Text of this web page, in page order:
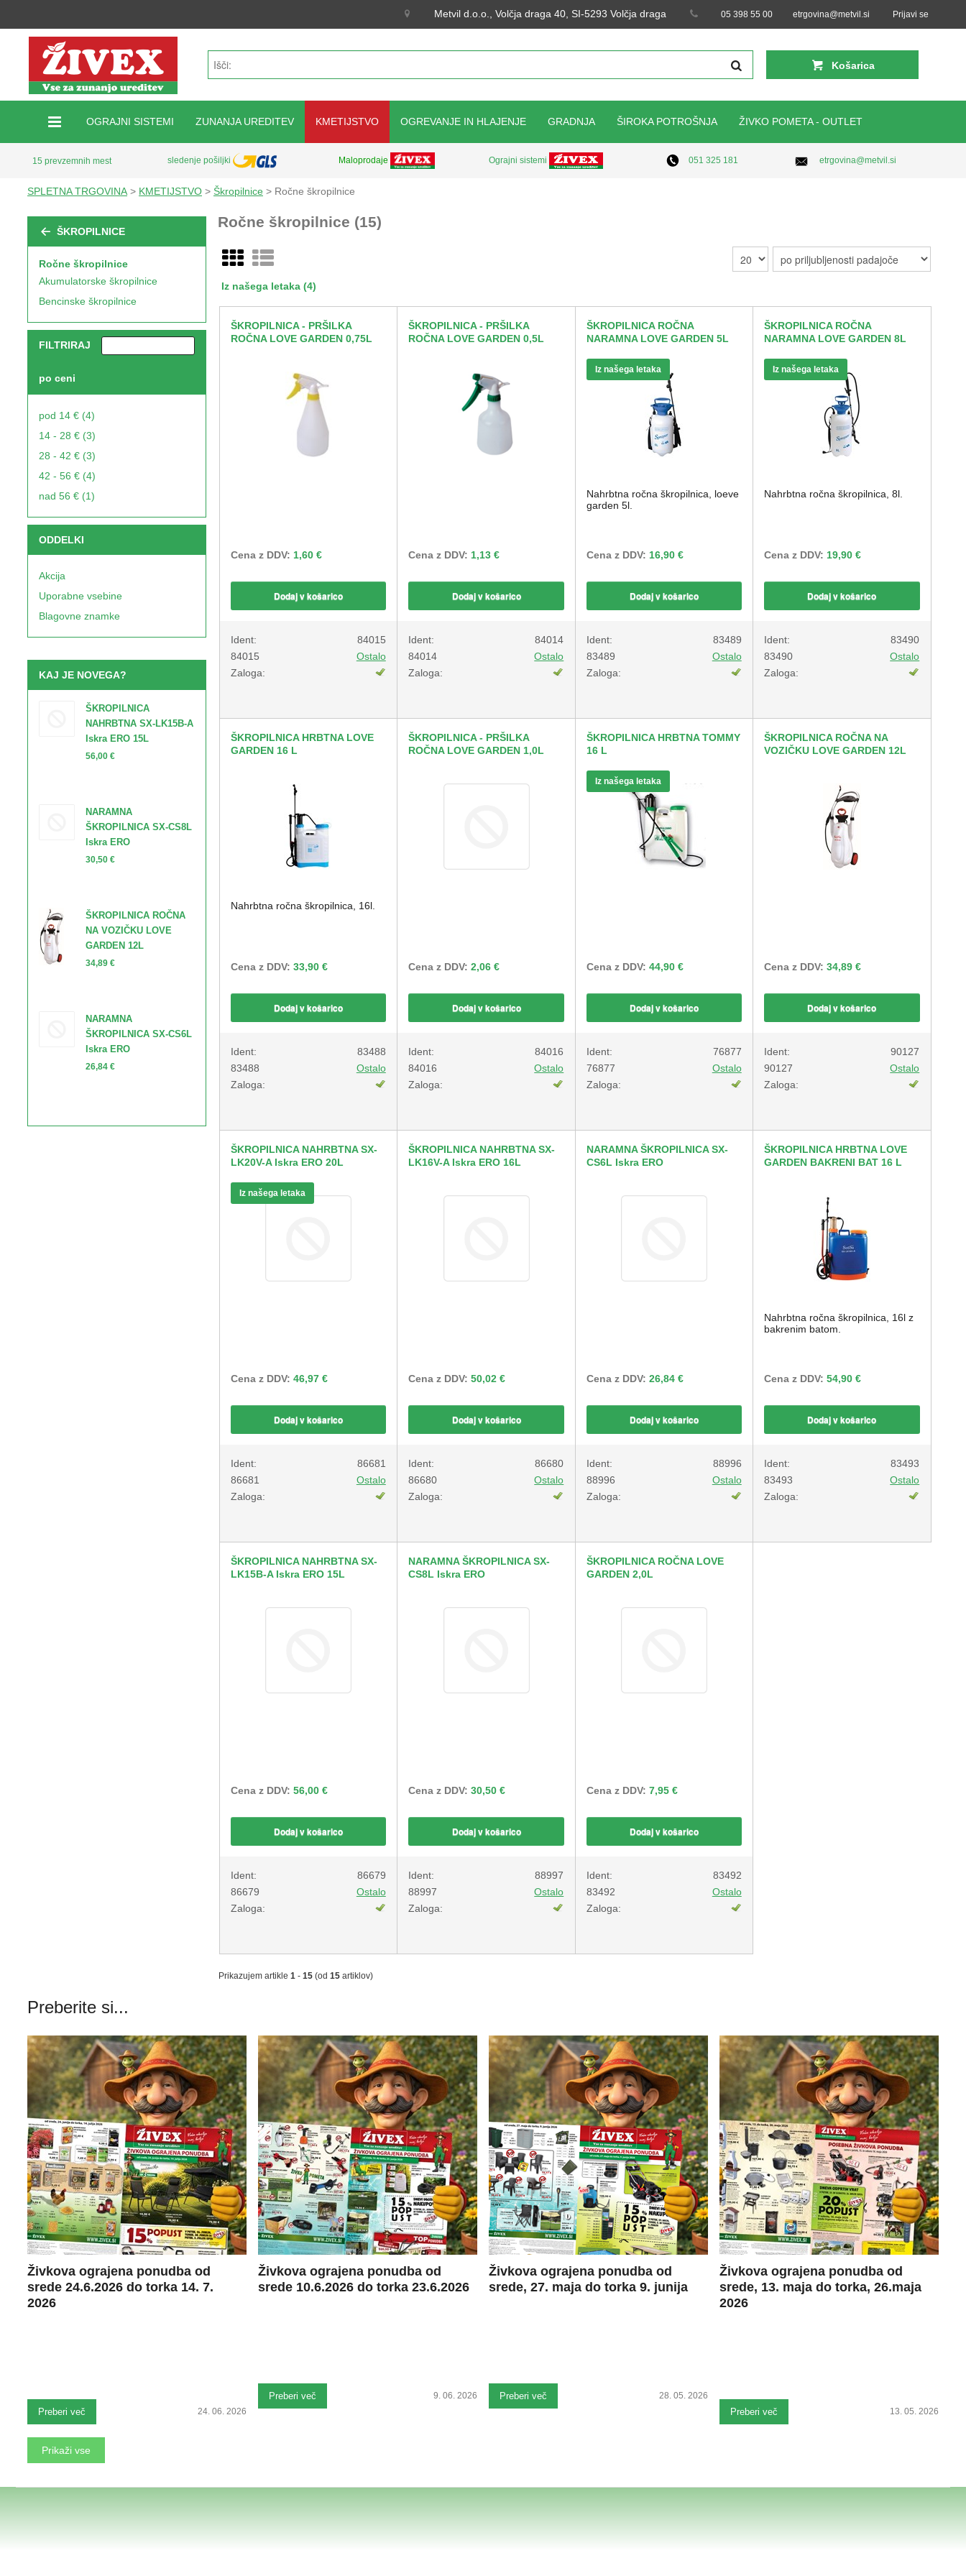
Metvil d.o.o., Volčja draga 40, SI-5293 Volčja draga 05 398 55 00 etrgovina@metvil.si Prijavi se
Košarica
OGRAJNI SISTEMI ZUNANJA UREDITEV KMETIJSTVO OGREVANJE IN HLAJENJE GRADNJA ŠIROKA POTROŠNJA ŽIVKO POMETA - OUTLET
15 prevzemnih mest sledenje pošiljki Maloprodaje Ograjni sistemi 051 325 181 etrgovina@metvil.si
SPLETNA TRGOVINA > KMETIJSTVO > Škropilnice > Ročne škropilnice
ŠKROPILNICE
Ročne škropilnice
Akumulatorske škropilnice
Bencinske škropilnice
FILTRIRAJ
po ceni
pod 14 € (4)
14 - 28 € (3)
28 - 42 € (3)
42 - 56 € (4)
nad 56 € (1)
ODDELKI
Akcija
Uporabne vsebine
Blagovne znamke
KAJ JE NOVEGA?
ŠKROPILNICA
NAHRBTNA SX-LK15B-A
Iskra ERO 15L
56,00 €
NARAMNA
ŠKROPILNICA SX-CS8L
Iskra ERO
30,50 €
ŠKROPILNICA ROČNA
NA VOZIČKU LOVE
GARDEN 12L
34,89 €
NARAMNA
ŠKROPILNICA SX-CS6L
Iskra ERO
26,84 €
Ročne škropilnice (15)
Iz našega letaka (4)
ŠKROPILNICA - PRŠILKA
ROČNA LOVE GARDEN 0,75L
Cena z DDV: 1,60 €
Dodaj v košarico
Ident:
84015
84015
Ostalo
Zaloga:
ŠKROPILNICA - PRŠILKA
ROČNA LOVE GARDEN 0,5L
Cena z DDV: 1,13 €
Dodaj v košarico
Ident:
84014
84014
Ostalo
Zaloga:
ŠKROPILNICA ROČNA
NARAMNA LOVE GARDEN 5L
Iz našega letaka
Nahrbtna ročna škropilnica, loeve
garden 5l.
Cena z DDV: 16,90 €
Dodaj v košarico
Ident:
83489
83489
Ostalo
Zaloga:
ŠKROPILNICA ROČNA
NARAMNA LOVE GARDEN 8L
Iz našega letaka
Nahrbtna ročna škropilnica, 8l.
Cena z DDV: 19,90 €
Dodaj v košarico
Ident:
83490
83490
Ostalo
Zaloga:
ŠKROPILNICA HRBTNA LOVE
GARDEN 16 L
Nahrbtna ročna škropilnica, 16l.
Cena z DDV: 33,90 €
Dodaj v košarico
Ident:
83488
83488
Ostalo
Zaloga:
ŠKROPILNICA - PRŠILKA
ROČNA LOVE GARDEN 1,0L
Cena z DDV: 2,06 €
Dodaj v košarico
Ident:
84016
84016
Ostalo
Zaloga:
ŠKROPILNICA HRBTNA TOMMY
16 L
Iz našega letaka
Cena z DDV: 44,90 €
Dodaj v košarico
Ident:
76877
76877
Ostalo
Zaloga:
ŠKROPILNICA ROČNA NA
VOZIČKU LOVE GARDEN 12L
Cena z DDV: 34,89 €
Dodaj v košarico
Ident:
90127
90127
Ostalo
Zaloga:
ŠKROPILNICA NAHRBTNA SX-
LK20V-A Iskra ERO 20L
Iz našega letaka
Cena z DDV: 46,97 €
Dodaj v košarico
Ident:
86681
86681
Ostalo
Zaloga:
ŠKROPILNICA NAHRBTNA SX-
LK16V-A Iskra ERO 16L
Cena z DDV: 50,02 €
Dodaj v košarico
Ident:
86680
86680
Ostalo
Zaloga:
NARAMNA ŠKROPILNICA SX-
CS6L Iskra ERO
Cena z DDV: 26,84 €
Dodaj v košarico
Ident:
88996
88996
Ostalo
Zaloga:
ŠKROPILNICA HRBTNA LOVE
GARDEN BAKRENI BAT 16 L
Nahrbtna ročna škropilnica, 16l z
bakrenim batom.
Cena z DDV: 54,90 €
Dodaj v košarico
Ident:
83493
83493
Ostalo
Zaloga:
ŠKROPILNICA NAHRBTNA SX-
LK15B-A Iskra ERO 15L
Cena z DDV: 56,00 €
Dodaj v košarico
Ident:
86679
86679
Ostalo
Zaloga:
NARAMNA ŠKROPILNICA SX-
CS8L Iskra ERO
Cena z DDV: 30,50 €
Dodaj v košarico
Ident:
88997
88997
Ostalo
Zaloga:
ŠKROPILNICA ROČNA LOVE
GARDEN 2,0L
Cena z DDV: 7,95 €
Dodaj v košarico
Ident:
83492
83492
Ostalo
Zaloga:
Prikazujem artikle 1- 15(od 15artiklov)
Preberite si...
Živkova ograjena ponudba od
srede 24.6.2026 do torka 14. 7.
2026
Preberi več 24. 06. 2026
Živkova ograjena ponudba od
srede 10.6.2026 do torka 23.6.2026
Preberi več 9. 06. 2026
Živkova ograjena ponudba od
srede, 27. maja do torka 9. junija
Preberi več 28. 05. 2026
Živkova ograjena ponudba od
srede, 13. maja do torka, 26.maja
2026
Preberi več 13. 05. 2026
Prikaži vse